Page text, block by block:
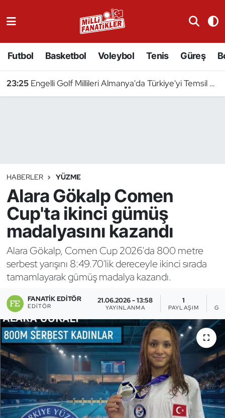
Futbol Basketbol Voleybol Tenis Güreş
23:25 Engelli Golf Millileri Almanya'da Türkiye'yi Temsil Edecek
HABERLER YÜZME
Alara Gökalp Comen
Cup'ta ikinci gümüş
madalyasını kazandı
Alara Gökalp, Comen Cup 2026'da 800 metre
serbest yarışını 8:49.70'lik dereceyle ikinci sırada
tamamlayarak gümüş madalya kazandı.
FANATIK EDITÖR
EDITÖR
21.06.2026 - 13:58
YAYINLANMA
1
PAYLAŞIM
Badminton
Binicilik
Bisiklet
Bocce Bowling Dart
Boks
Briç
Buz Hokeyi
Buz Pateni
Çim Hokeyi
Cimnastik